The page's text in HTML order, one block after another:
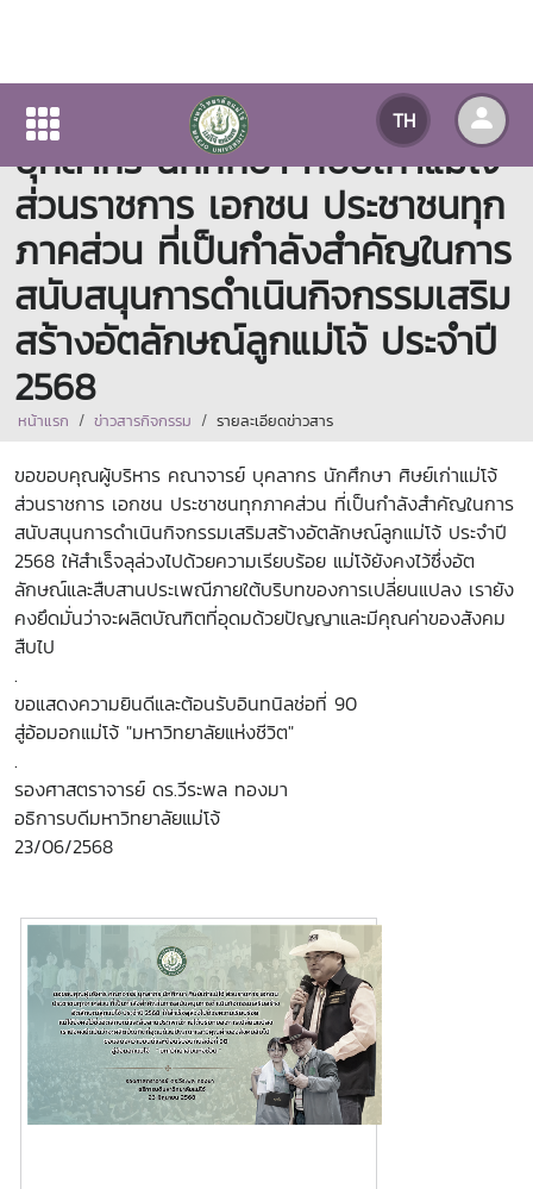
TH
ขอขอบคุณผู้บริหาร คณาจารย์
บุคลากร นักศึกษา ศิษย์เก่าแม่โจ้
ส่วนราชการ เอกชน ประชาชนทุก
ภาคส่วน ที่เป็นกำลังสำคัญในการ
สนับสนุนการดำเนินกิจกรรมเสริม
สร้างอัตลักษณ์ลูกแม่โจ้ ประจำปี
2568
หน้าแรก ข่าวสารกิจกรรม รายละเอียดข่าวสาร
ขอขอบคุณผู้บริหาร คณาจารย์ บุคลากร นักศึกษา ศิษย์เก่าแม่โจ้
ส่วนราชการ เอกชน ประชาชนทุกภาคส่วน ที่เป็นกำลังสำคัญในการ
สนับสนุนการดำเนินกิจกรรมเสริมสร้างอัตลักษณ์ลูกแม่โจ้ ประจำปี
2568 ให้สำเร็จลุล่วงไปด้วยความเรียบร้อย แม่โจ้ยังคงไว้ซึ่งอัต
ลักษณ์และสืบสานประเพณีภายใต้บริบทของการเปลี่ยนแปลง เรายัง
คงยึดมั่นว่าจะผลิตบัณฑิตที่อุดมด้วยปัญญาและมีคุณค่าของสังคม
สืบไป
.
ขอแสดงความยินดีและต้อนรับอินทนิลช่อที่ 90
สู่อ้อมอกแม่โจ้ "มหาวิทยาลัยแห่งชีวิต"
.
รองศาสตราจารย์ ดร.วีระพล ทองมา
อธิการบดีมหาวิทยาลัยแม่โจ้
23/06/2568